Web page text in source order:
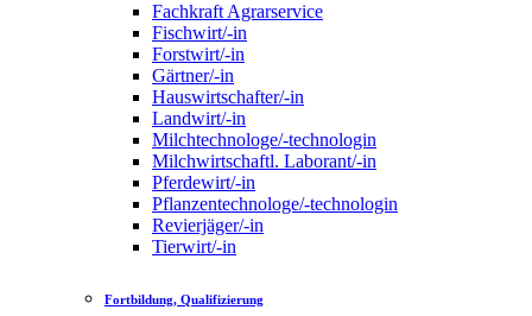
Fachkraft Agrarservice
Fischwirt/-in
Forstwirt/-in
Gärtner/-in
Hauswirtschafter/-in
Landwirt/-in
Milchtechnologe/-technologin
Milchwirtschaftl. Laborant/-in
Pferdewirt/-in
Pflanzentechnologe/-technologin
Revierjäger/-in
Tierwirt/-in
Fortbildung, Qualifizierung